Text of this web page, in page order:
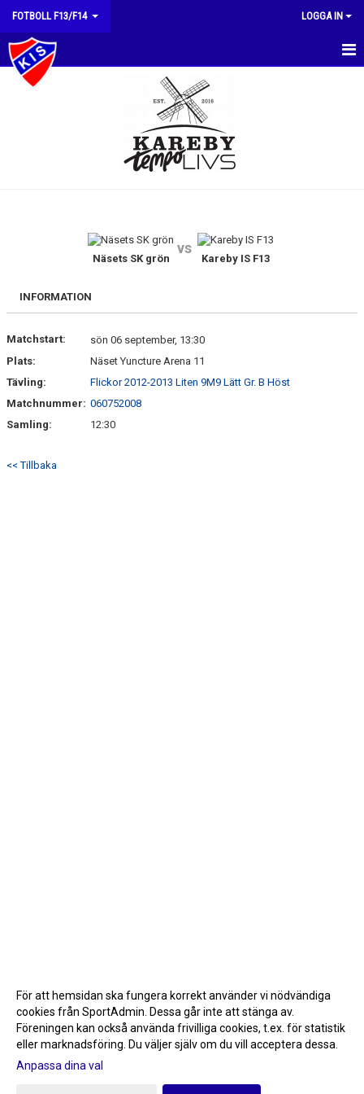
FOTBOLL F13/F14 LOGGA IN
HEM
DOKUMENT
Näsets SK grön
vs
Kareby IS F13
INFORMATION
Matchstart:
sön 06 september, 13:30
Plats:
Näset Yuncture Arena 11
Tävling:
Flickor 2012-2013 Liten 9M9 Lätt Gr. B Höst
Matchnummer: 060752008
Samling:
12:30
<< Tillbaka
Gå till Webbversion
För att hemsidan ska fungera korrekt använder vi nödvändiga
cookies från SportAdmin. Dessa går inte att stänga av.
Föreningen kan också använda frivilliga cookies, t.ex. för statistik
eller marknadsföring. Du väljer själv om du vill acceptera dessa.
Anpassa dina val